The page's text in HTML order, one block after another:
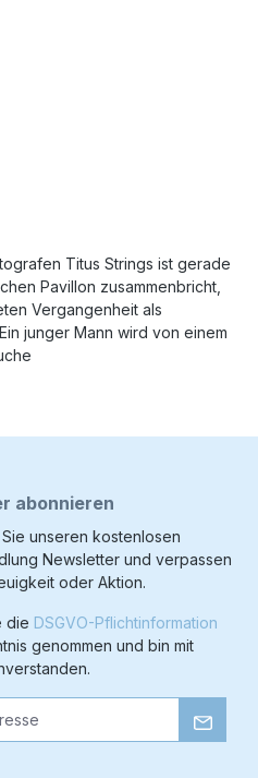
Titus Strings ist gerade
Pavillon zusammenbricht,
Vergangenheit als
junger Mann wird von einem
abonnieren
unseren kostenlosen
Newsletter und verpassen
oder Aktion.
die DSGVO-Pflichtinformation
genommen und bin mit